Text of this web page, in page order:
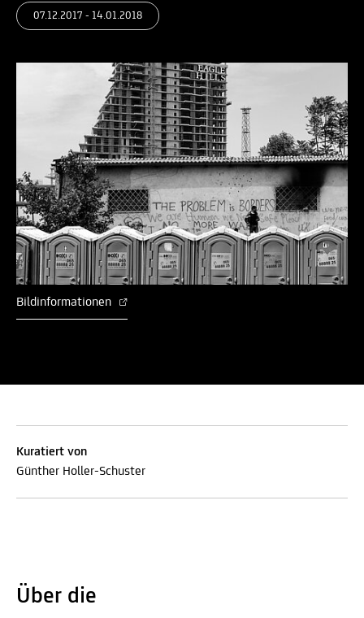
07.12.2017 - 14.01.2018
Bildinformationen
Kuratiert von
Günther Holler-Schuster
Über die